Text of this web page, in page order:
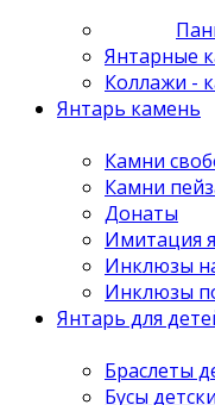
Янтарные
Коллажи -
Янтарь камень
Камни
Камни
Донаты
Имитация
Инклюзы
Инклюзы
Янтарь для
Браслеты
Бусы